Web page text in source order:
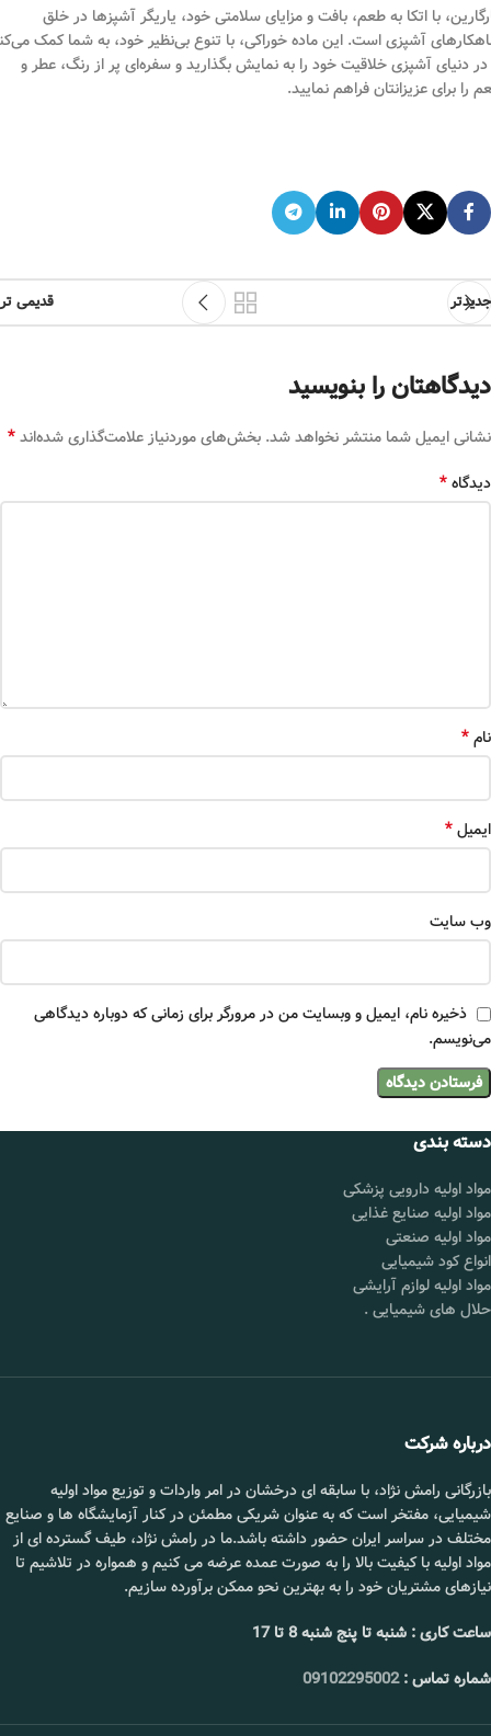
با اتکا به طعم، بافت و مزایای سلامتی خود، یاریگر آشپزها در خلق
آشپزی است. این ماده خوراکی، با تنوع بی‌نظیر خود، به شما کمک
در دنیای آشپزی خلاقیت خود را به نمایش بگذارید و سفره‌ای پر از رنگ، عطر و
را برای عزیزانتان فراهم نمایید.
جدیدتر قدیمی تر
دیدگاهتان را بنویسید
نشانی ایمیل شما منتشر نخواهد شد. بخش‌های موردنیاز علامت‌گذاری شده‌اند*
دیدگاه*
نام*
ایمیل*
وب‌ سایت
ذخیره نام، ایمیل و وبسایت من در مرورگر برای زمانی که دوباره دیدگاهی
می‌نویسم.
دسته بندی
مواد اولیه دارویی پزشکی
مواد اولیه صنایع غذایی
مواد اولیه صنعتی
انواع کود شیمیایی
مواد اولیه لوازم آرایشی
حلال های شیمیایی .
درباره شرکت
بازرگانی رامش نژاد، با سابقه ای درخشان در امر واردات و توزیع مواد اولیه
شیمیایی، مفتخر است که به عنوان شریکی مطمئن در کنار آزمایشگاه ها و صنایع
مختلف در سراسر ایران حضور داشته باشد.ما در رامش نژاد، طیف گسترده ای از
مواد اولیه با کیفیت بالا را به صورت عمده عرضه می کنیم و همواره در تلاشیم تا
نیازهای مشتریان خود را به بهترین نحو ممکن برآورده سازیم.
ساعت کاری : شنبه تا پنج شنبه 8 تا 17
شماره تماس :09102295002